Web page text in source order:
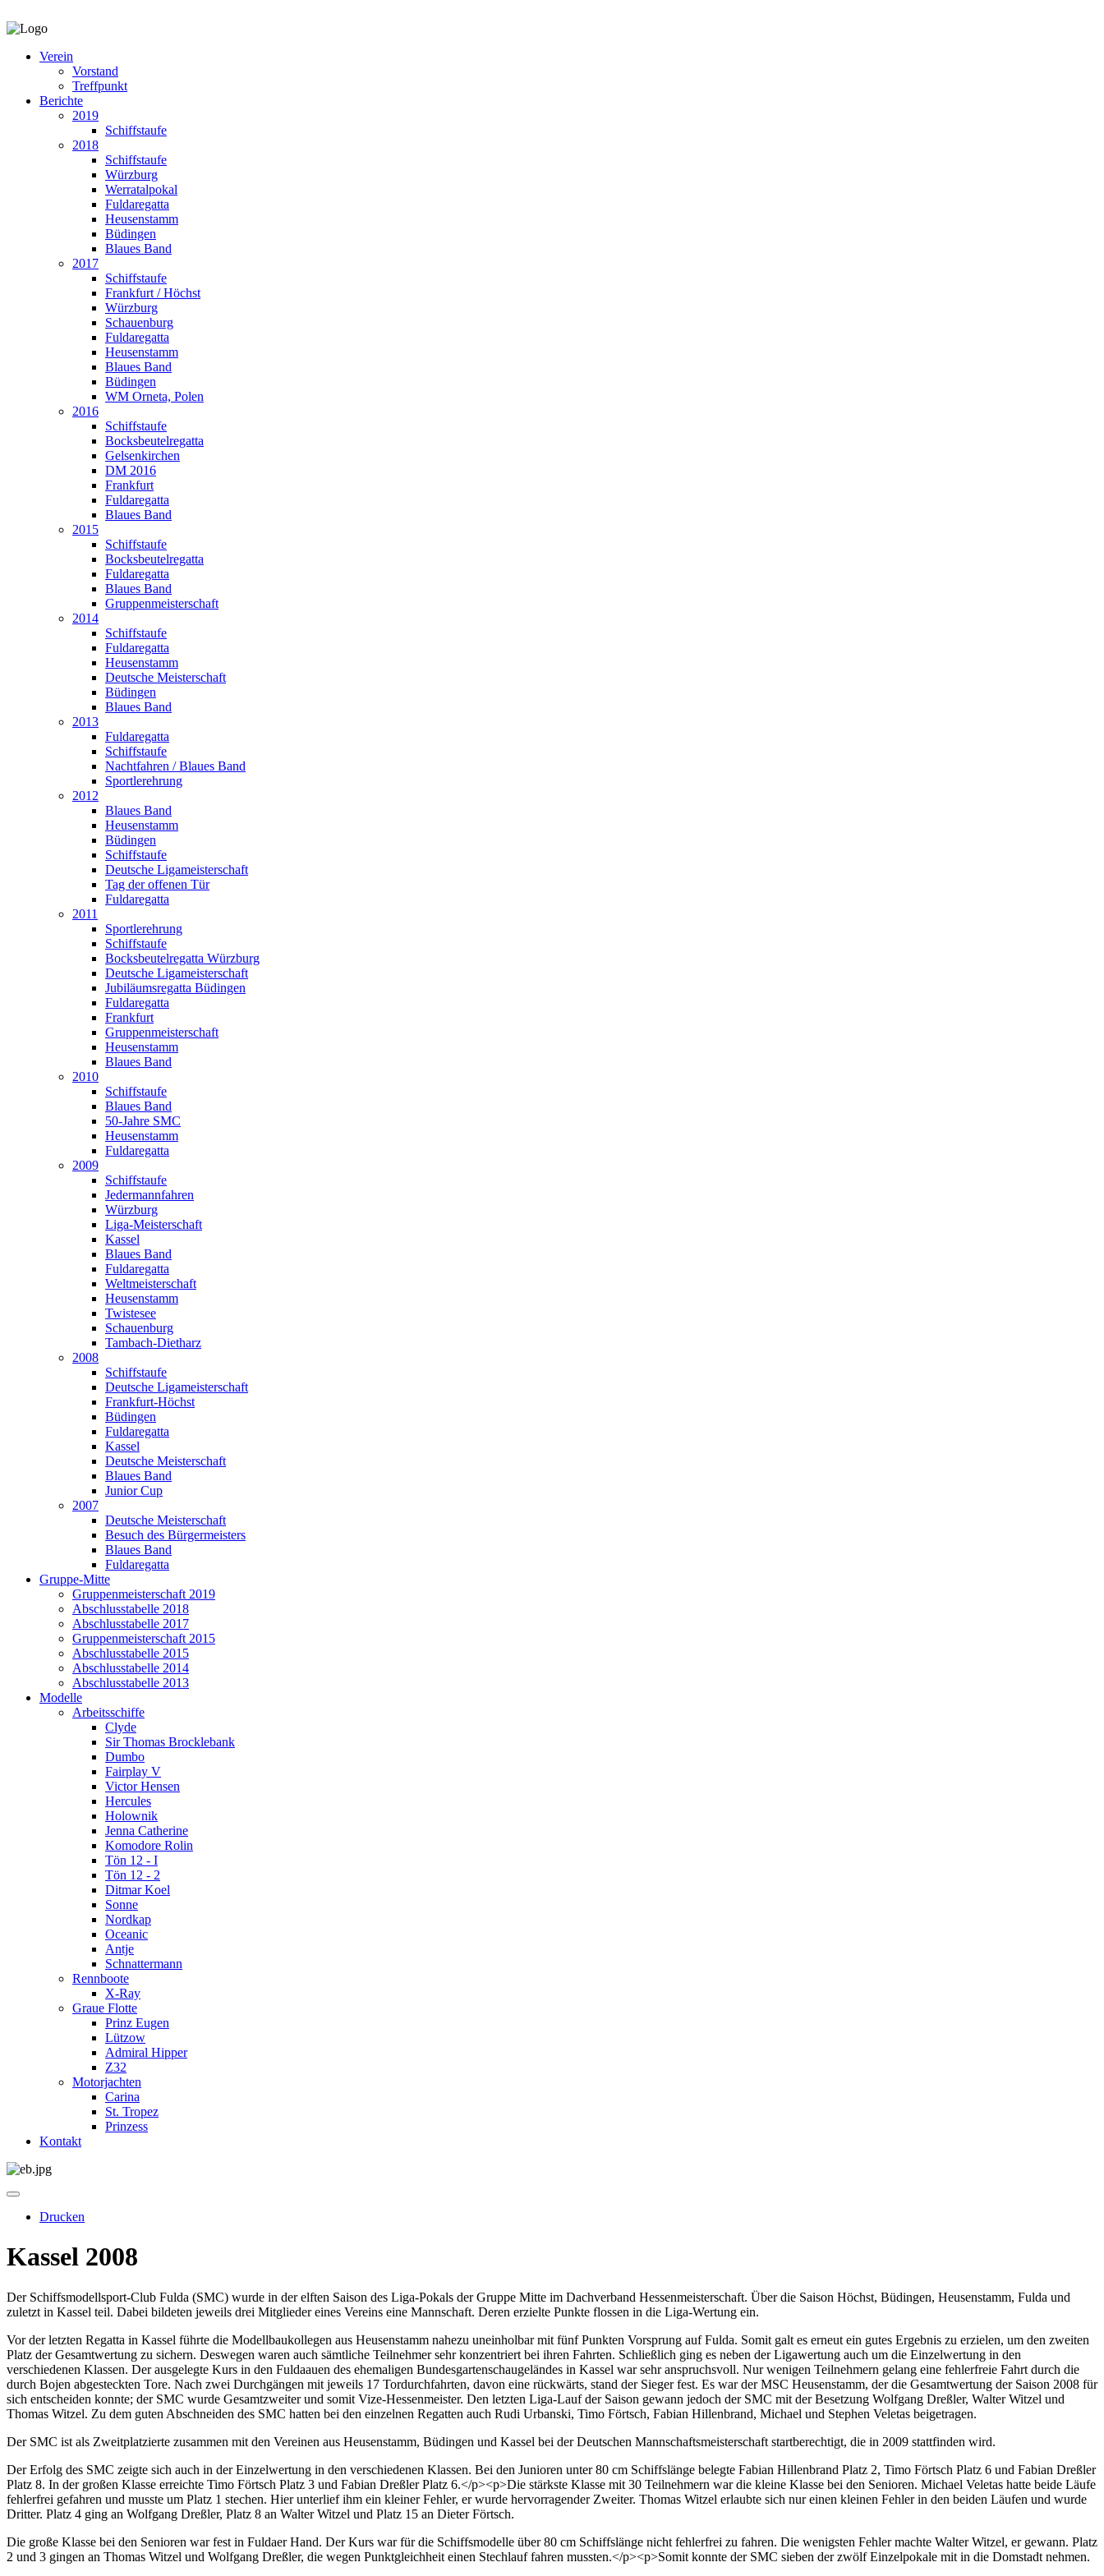
Verein
Vorstand
Treffpunkt
Berichte
2019
Schiffstaufe
2018
Schiffstaufe
Würzburg
Werratalpokal
Fuldaregatta
Heusenstamm
Büdingen
Blaues Band
2017
Schiffstaufe
Frankfurt / Höchst
Würzburg
Schauenburg
Fuldaregatta
Heusenstamm
Blaues Band
Büdingen
WM Orneta, Polen
2016
Schiffstaufe
Bocksbeutelregatta
Gelsenkirchen
DM 2016
Frankfurt
Fuldaregatta
Blaues Band
2015
Schiffstaufe
Bocksbeutelregatta
Fuldaregatta
Blaues Band
Gruppenmeisterschaft
2014
Schiffstaufe
Fuldaregatta
Heusenstamm
Deutsche Meisterschaft
Büdingen
Blaues Band
2013
Fuldaregatta
Schiffstaufe
Nachtfahren / Blaues Band
Sportlerehrung
2012
Blaues Band
Heusenstamm
Büdingen
Schiffstaufe
Deutsche Ligameisterschaft
Tag der offenen Tür
Fuldaregatta
2011
Sportlerehrung
Schiffstaufe
Bocksbeutelregatta Würzburg
Deutsche Ligameisterschaft
Jubiläumsregatta Büdingen
Fuldaregatta
Frankfurt
Gruppenmeisterschaft
Heusenstamm
Blaues Band
2010
Schiffstaufe
Blaues Band
50-Jahre SMC
Heusenstamm
Fuldaregatta
2009
Schiffstaufe
Jedermannfahren
Würzburg
Liga-Meisterschaft
Kassel
Blaues Band
Fuldaregatta
Weltmeisterschaft
Heusenstamm
Twistesee
Schauenburg
Tambach-Dietharz
2008
Schiffstaufe
Deutsche Ligameisterschaft
Frankfurt-Höchst
Büdingen
Fuldaregatta
Kassel
Deutsche Meisterschaft
Blaues Band
Junior Cup
2007
Deutsche Meisterschaft
Besuch des Bürgermeisters
Blaues Band
Fuldaregatta
Gruppe-Mitte
Gruppenmeisterschaft 2019
Abschlusstabelle 2018
Abschlusstabelle 2017
Gruppenmeisterschaft 2015
Abschlusstabelle 2015
Abschlusstabelle 2014
Abschlusstabelle 2013
Modelle
Arbeitsschiffe
Clyde
Sir Thomas Brocklebank
Dumbo
Fairplay V
Victor Hensen
Hercules
Holownik
Jenna Catherine
Komodore Rolin
Tön 12 - I
Tön 12 - 2
Ditmar Koel
Sonne
Nordkap
Oceanic
Antje
Schnattermann
Rennboote
X-Ray
Graue Flotte
Prinz Eugen
Lützow
Admiral Hipper
Z32
Motorjachten
Carina
St. Tropez
Prinzess
Kontakt
Drucken
Kassel 2008
Der Schiffsmodellsport-Club Fulda (SMC) wurde in der elften Saison des Liga-Pokals der Gruppe Mitte im Dachverband Hessenmeisterschaft. Über die Saison Höchst, Büdingen, Heusenstamm, Fulda und
zuletzt in Kassel teil. Dabei bildeten jeweils drei Mitglieder eines Vereins eine Mannschaft. Deren erzielte Punkte flossen in die Liga-Wertung ein.
Vor der letzten Regatta in Kassel führte die Modellbaukollegen aus Heusenstamm nahezu uneinholbar mit fünf Punkten Vorsprung auf Fulda. Somit galt es erneut ein gutes Ergebnis zu erzielen, um den zweiten
Platz der Gesamtwertung zu sichern. Deswegen waren auch sämtliche Teilnehmer sehr konzentriert bei ihren Fahrten. Schließlich ging es neben der Ligawertung auch um die Einzelwertung in den
verschiedenen Klassen. Der ausgelegte Kurs in den Fuldaauen des ehemaligen Bundesgartenschaugeländes in Kassel war sehr anspruchsvoll. Nur wenigen Teilnehmern gelang eine fehlerfreie Fahrt durch die
durch Bojen abgesteckten Tore. Nach zwei Durchgängen mit jeweils 17 Tordurchfahrten, davon eine rückwärts, stand der Sieger fest. Es war der MSC Heusenstamm, der die Gesamtwertung der Saison 2008 für
sich entscheiden konnte; der SMC wurde Gesamtzweiter und somit Vize-Hessenmeister. Den letzten Liga-Lauf der Saison gewann jedoch der SMC mit der Besetzung Wolfgang Dreßler, Walter Witzel und
Thomas Witzel. Zu dem guten Abschneiden des SMC hatten bei den einzelnen Regatten auch Rudi Urbanski, Timo Förtsch, Fabian Hillenbrand, Michael und Stephen Veletas beigetragen.
Der SMC ist als Zweitplatzierte zusammen mit den Vereinen aus Heusenstamm, Büdingen und Kassel bei der Deutschen Mannschaftsmeisterschaft startberechtigt, die in 2009 stattfinden wird.
Der Erfolg des SMC zeigte sich auch in der Einzelwertung in den verschiedenen Klassen. Bei den Junioren unter 80 cm Schiffslänge belegte Fabian Hillenbrand Platz 2, Timo Förtsch Platz 6 und Fabian Dreßler
Platz 8. In der großen Klasse erreichte Timo Förtsch Platz 3 und Fabian Dreßler Platz 6.</p><p>Die stärkste Klasse mit 30 Teilnehmern war die kleine Klasse bei den Senioren. Michael Veletas hatte beide Läufe
fehlerfrei gefahren und musste um Platz 1 stechen. Hier unterlief ihm ein kleiner Fehler, er wurde hervorragender Zweiter. Thomas Witzel erlaubte sich nur einen kleinen Fehler in den beiden Läufen und wurde
Dritter. Platz 4 ging an Wolfgang Dreßler, Platz 8 an Walter Witzel und Platz 15 an Dieter Förtsch.
Die große Klasse bei den Senioren war fest in Fuldaer Hand. Der Kurs war für die Schiffsmodelle über 80 cm Schiffslänge nicht fehlerfrei zu fahren. Die wenigsten Fehler machte Walter Witzel, er gewann. Platz
2 und 3 gingen an Thomas Witzel und Wolfgang Dreßler, die wegen Punktgleichheit einen Stechlauf fahren mussten.</p><p>Somit konnte der SMC sieben der zwölf Einzelpokale mit in die Domstadt nehmen.